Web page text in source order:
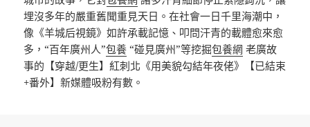
埋沒多年的嚴重舊聞重見天日。在社會一日千里海潮中，
像《羊城后視鏡》如許承載記憶、叩問汗青的載體愈來愈
多，“百年廣州人”包養 “碰見廣州”等挖掘包養網 老廣故
事的【穿越/更生】紅刺北《用美貌勾結年夜佬》【已結束
+番外】新媒體吸粉有數。